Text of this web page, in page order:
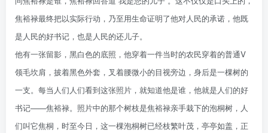
焦裕禄最终把以实际行动，乃至用生命证明了他对人民的承诺，他既
是人民的好书记，也是人民的还儿子。
他有一张留影，黑白色的底照，他穿着一件当时的农民穿着的普通V
领毛坎肩，披着黑色外套，叉着腰微小的目视旁边，身后是一棵树的
一支。每当人们人们看到这张照片，就知道他是谁，他就是人们的好
书记——焦裕禄。照片中的那个树枝是焦裕禄亲手栽下的泡桐树，人
们叫它焦桐，时至今日，这一棵泡桐树已经枝繁叶茂，亭亭如盖，正